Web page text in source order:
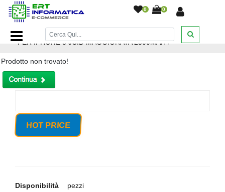
0 0
Home Page/Ricambi smartphone e tablet/BATTERIA
PER IPHONE 8 JCID MAGGIORATA 2300MAH/
Prodotto non trovato!
HOT PRICE
Disponibilità pezzi